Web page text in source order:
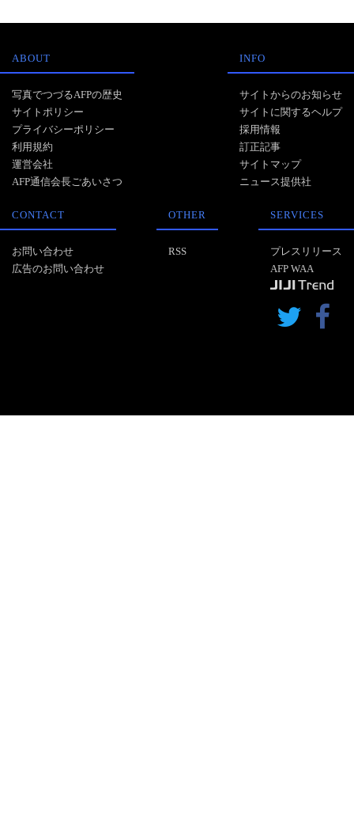
ABOUT
写真でつづるAFPの歴史
サイトポリシー
プライバシーポリシー
利用規約
運営会社
AFP通信会長ごあいさつ
INFO
サイトからのお知らせ
サイトに関するヘルプ
採用情報
訂正記事
サイトマップ
ニュース提供社
CONTACT
お問い合わせ
広告のお問い合わせ
OTHER
RSS
SERVICES
プレスリリース
AFP WAA